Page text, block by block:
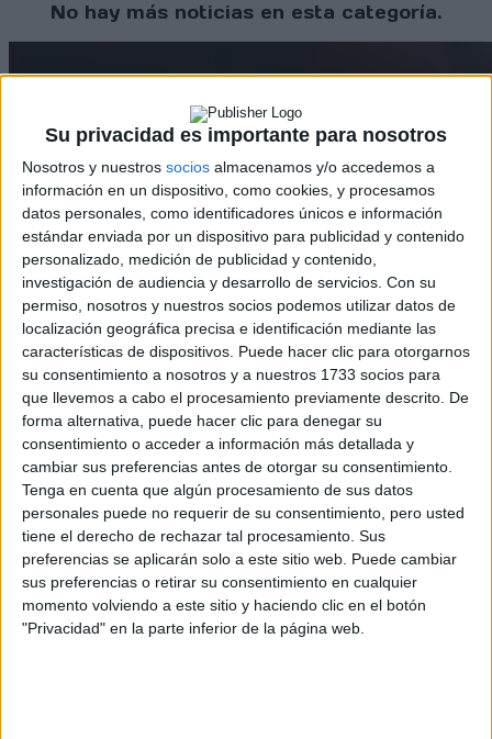
Su privacidad es importante para nosotros
Nosotros y nuestros socios almacenamos y/o accedemos a
información en un dispositivo, como cookies, y procesamos
datos personales, como identificadores únicos e información
estándar enviada por un dispositivo para publicidad y contenido
personalizado, medición de publicidad y contenido,
investigación de audiencia y desarrollo de servicios. Con su
permiso, nosotros y nuestros socios podemos utilizar datos de
localización geográfica precisa e identificación mediante las
características de dispositivos. Puede hacer clic para otorgarnos
su consentimiento a nosotros y a nuestros 1733 socios para
que llevemos a cabo el procesamiento previamente descrito. De
forma alternativa, puede hacer clic para denegar su
consentimiento o acceder a información más detallada y
cambiar sus preferencias antes de otorgar su consentimiento.
Tenga en cuenta que algún procesamiento de sus datos
personales puede no requerir de su consentimiento, pero usted
tiene el derecho de rechazar tal procesamiento. Sus
preferencias se aplicarán solo a este sitio web. Puede cambiar
sus preferencias o retirar su consentimiento en cualquier
momento volviendo a este sitio y haciendo clic en el botón
"Privacidad" en la parte inferior de la página web.
No hay más noticias en esta categoría.
Rallyes
WRC
S-CER
ERC
CERA
CERT
Internacionales
Campeonatos Autonómicos
Históricos
Dakar
RallyCross
Circuitos
F1
Fórmula E
F2 / F3 / F4
Resistencia
Indycar